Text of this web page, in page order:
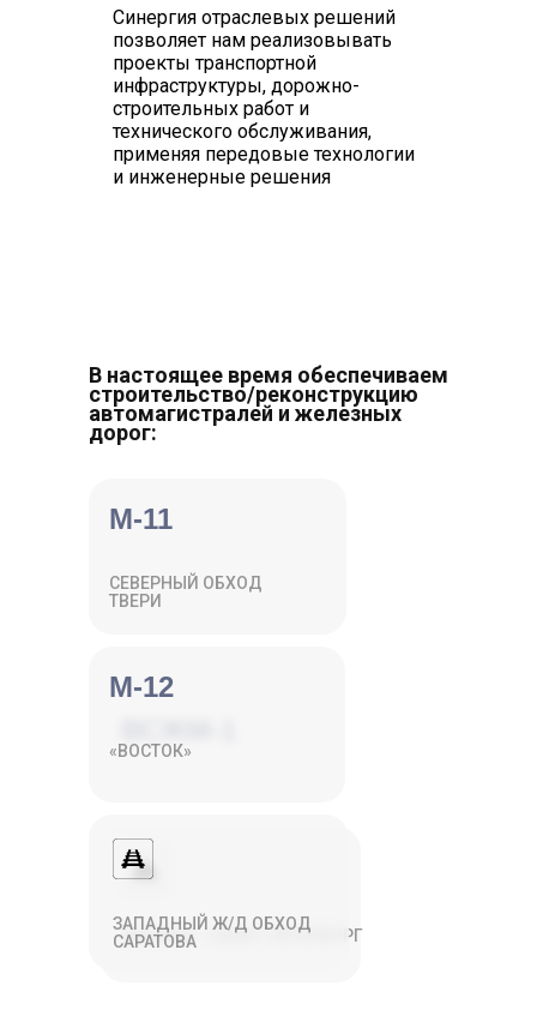
В настоящее время обеспечиваем
строительство/реконструкцию
автомагистралей и железных
дорог:
МОСКВА - САНКТ-ПЕТЕРБУРГ
ЗАПАДНЫЙ Ж/Д ОБХОД
САРАТОВА
М-11
СЕВЕРНЫЙ ОБХОД
ТВЕРИ
Синергия отраслевых решений
позволяет нам реализовывать
проекты транспортной
инфраструктуры, дорожно-
строительных работ и
технического обслуживания,
применяя передовые технологии
и инженерные решения
М-12
«ВОСТОК»